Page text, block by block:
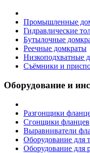
Промышленные
Гидравлические
Бутылочные
Реечные домкраты
Низкоподхватные
Съёмники и
Оборудование и
Разгонщики
Сгонщики фланцев
Выравниватели
Оборудование для
Оборудование для